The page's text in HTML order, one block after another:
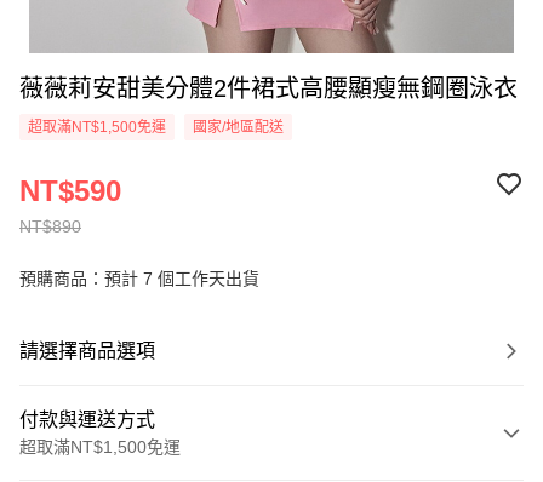
薇薇莉安甜美分體2件裙式高腰顯瘦無鋼圈泳衣
超取滿NT$1,500免運 國家/地區配送
NT$890
NT$590
預購商品：預計 7 個工作天出貨
請選擇商品選項
付款與運送方式
超取滿NT$1,500免運